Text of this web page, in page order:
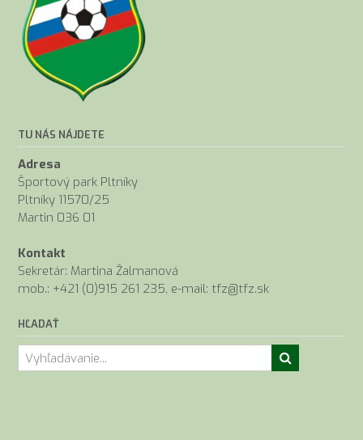
TU NÁS NÁJDETE
Adresa
Športový park Pltníky
Pltníky 11570/25
Martin 036 01
Kontakt
Sekretár: Martina Žalmanová
mob.: +421 (0)915 261 235, e-mail: tfz@tfz.sk
HĽADAŤ